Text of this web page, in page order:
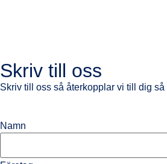
Skriv till oss
Skriv till oss så återkopplar vi till dig
Namn